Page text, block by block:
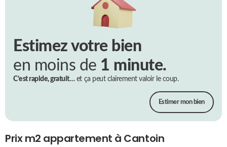
Estimez votre bien
en moins de 1 minute.
C’est rapide, gratuit…et ça peut clairement valoir le coup.
Estimer mon bien
Prix m2 appartement à Cantoin